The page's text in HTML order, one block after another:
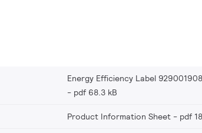
Energy Efficiency Label
pdf 68.3 kB
Product Information Sheet pdf